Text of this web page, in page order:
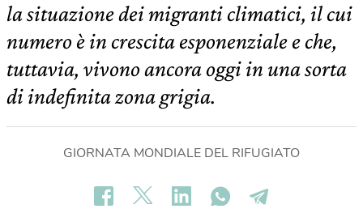
la situazione dei migranti climatici, il cui
numero è in crescita esponenziale e che,
tuttavia, vivono ancora oggi in una sorta
di indefinita zona grigia.
GIORNATA MONDIALE DEL RIFUGIATO